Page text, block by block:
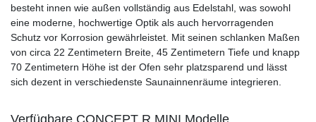
besteht innen wie außen vollständig aus Edelstahl, was sowohl
eine moderne, hochwertige Optik als auch hervorragenden
Schutz vor Korrosion gewährleistet. Mit seinen schlanken Maßen
von circa 22 Zentimetern Breite, 45 Zentimetern Tiefe und knapp
70 Zentimetern Höhe ist der Ofen sehr platzsparend und lässt
sich dezent in verschiedenste Saunainnenräume integrieren.